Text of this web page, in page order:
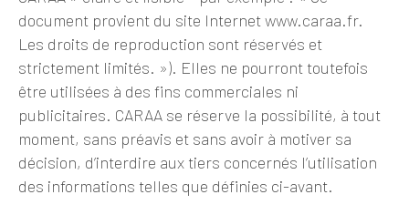
document provient du site Internet www.caraa.fr.
Les droits de reproduction sont réservés et
strictement limités. »). Elles ne pourront toutefois
être utilisées à des fins commerciales ni
publicitaires. CARAA se réserve la possibilité, à tout
moment, sans préavis et sans avoir à motiver sa
décision, d’interdire aux tiers concernés l’utilisation
des informations telles que définies ci-avant.